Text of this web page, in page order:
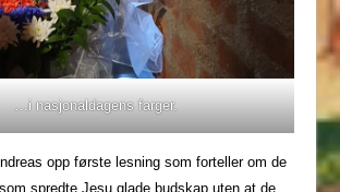
…i nasjonaldagens farger.
opp første lesning som forteller om de
spredte Jesu glade budskap uten at de